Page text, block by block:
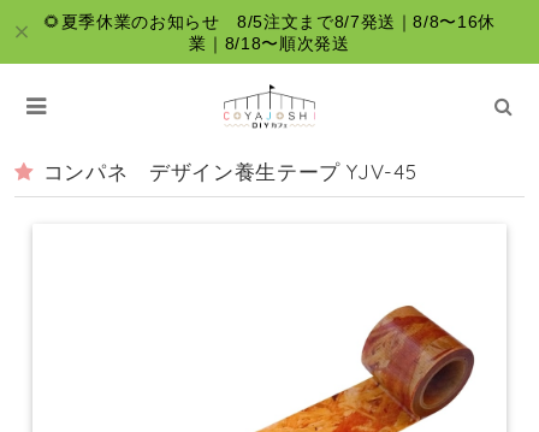
🌻夏季休業のお知らせ 8/5注文まで8/7発送｜8/8〜16休
業｜8/18〜順次発送
コンパネ デザイン養生テープ YJV-45